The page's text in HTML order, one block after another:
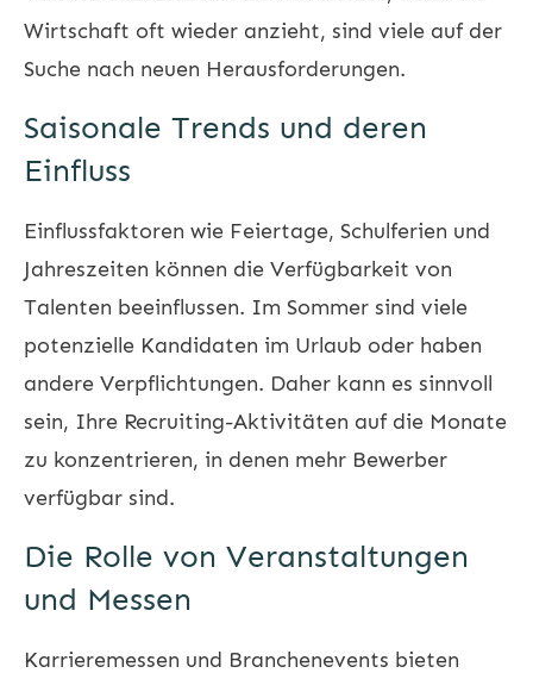
Wirtschaft oft wieder anzieht, sind viele auf der
Suche nach neuen Herausforderungen.
Saisonale Trends und deren
Einfluss
Einflussfaktoren wie Feiertage, Schulferien und
Jahreszeiten können die Verfügbarkeit von
Talenten beeinflussen. Im Sommer sind viele
potenzielle Kandidaten im Urlaub oder haben
andere Verpflichtungen. Daher kann es sinnvoll
sein, Ihre Recruiting-Aktivitäten auf die Monate
zu konzentrieren, in denen mehr Bewerber
verfügbar sind.
Die Rolle von Veranstaltungen
und Messen
Karrieremessen und Branchenevents bieten